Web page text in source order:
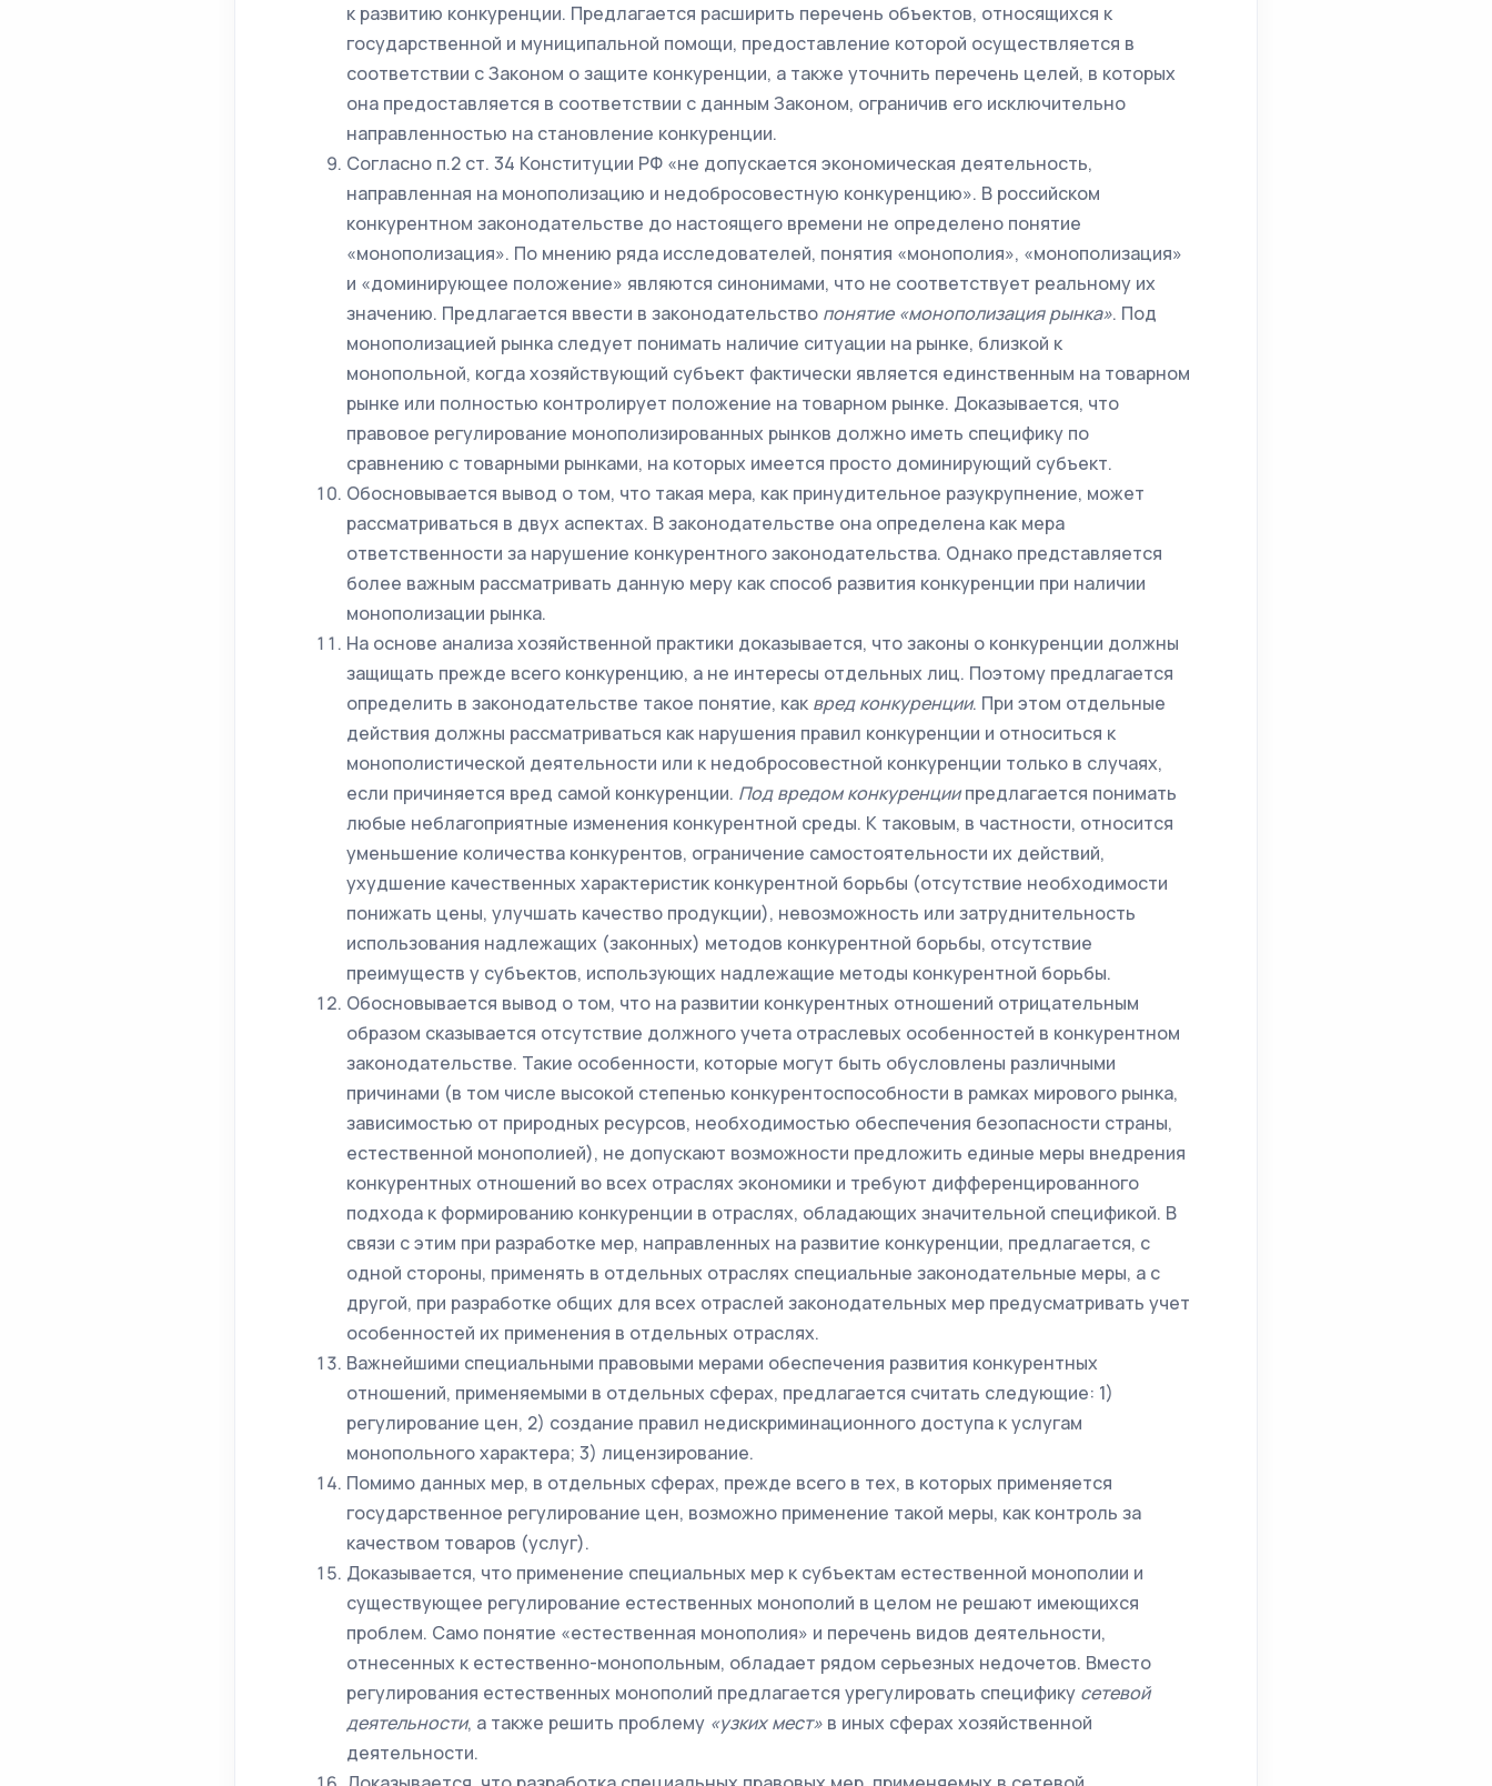
к развитию конкуренции. Предлагается расширить перечень объектов, относящихся к
государственной и муниципальной помощи, предоставление которой осуществляется в
соответствии с Законом о защите конкуренции, а также уточнить перечень целей, в которых
она предоставляется в соответствии с данным Законом, ограничив его исключительно
направленностью на становление конкуренции.
Согласно п.2 ст. 34 Конституции РФ «не допускается экономическая деятельность,
направленная на монополизацию и недобросовестную конкуренцию». В российском
конкурентном законодательстве до настоящего времени не определено понятие
«монополизация». По мнению ряда исследователей, понятия «монополия», «монополизация»
и «доминирующее положение» являются синонимами, что не соответствует реальному их
значению. Предлагается ввести в законодательство понятие «монополизация рынка». Под
монополизацией рынка следует понимать наличие ситуации на рынке, близкой к
монопольной, когда хозяйствующий субъект фактически является единственным на товарном
рынке или полностью контролирует положение на товарном рынке. Доказывается, что
правовое регулирование монополизированных рынков должно иметь специфику по
сравнению с товарными рынками, на которых имеется просто доминирующий субъект.
Обосновывается вывод о том, что такая мера, как принудительное разукрупнение, может
рассматриваться в двух аспектах. В законодательстве она определена как мера
ответственности за нарушение конкурентного законодательства. Однако представляется
более важным рассматривать данную меру как способ развития конкуренции при наличии
монополизации рынка.
На основе анализа хозяйственной практики доказывается, что законы о конкуренции должны
защищать прежде всего конкуренцию, а не интересы отдельных лиц. Поэтому предлагается
определить в законодательстве такое понятие, как вред конкуренции. При этом отдельные
действия должны рассматриваться как нарушения правил конкуренции и относиться к
монополистической деятельности или к недобросовестной конкуренции только в случаях,
если причиняется вред самой конкуренции. Под вредом конкуренциипредлагается понимать
любые неблагоприятные изменения конкурентной среды. К таковым, в частности, относится
уменьшение количества конкурентов, ограничение самостоятельности их действий,
ухудшение качественных характеристик конкурентной борьбы (отсутствие необходимости
понижать цены, улучшать качество продукции), невозможность или затруднительность
использования надлежащих (законных) методов конкурентной борьбы, отсутствие
преимуществ у субъектов, использующих надлежащие методы конкурентной борьбы.
Обосновывается вывод о том, что на развитии конкурентных отношений отрицательным
образом сказывается отсутствие должного учета отраслевых особенностей в конкурентном
законодательстве. Такие особенности, которые могут быть обусловлены различными
причинами (в том числе высокой степенью конкурентоспособности в рамках мирового рынка,
зависимостью от природных ресурсов, необходимостью обеспечения безопасности страны,
естественной монополией), не допускают возможности предложить единые меры внедрения
конкурентных отношений во всех отраслях экономики и требуют дифференцированного
подхода к формированию конкуренции в отраслях, обладающих значительной спецификой. В
связи с этим при разработке мер, направленных на развитие конкуренции, предлагается, с
одной стороны, применять в отдельных отраслях специальные законодательные меры, а с
другой, при разработке общих для всех отраслей законодательных мер предусматривать учет
особенностей их применения в отдельных отраслях.
Важнейшими специальными правовыми мерами обеспечения развития конкурентных
отношений, применяемыми в отдельных сферах, предлагается считать следующие: 1)
регулирование цен, 2) создание правил недискриминационного доступа к услугам
монопольного характера; 3) лицензирование.
Помимо данных мер, в отдельных сферах, прежде всего в тех, в которых применяется
государственное регулирование цен, возможно применение такой меры, как контроль за
качеством товаров (услуг).
Доказывается, что применение специальных мер к субъектам естественной монополии и
существующее регулирование естественных монополий в целом не решают имеющихся
проблем. Само понятие «естественная монополия» и перечень видов деятельности,
отнесенных к естественно-монопольным, обладает рядом серьезных недочетов. Вместо
регулирования естественных монополий предлагается урегулировать специфику сетевой
деятельности, а также решить проблему «узких мест» в иных сферах хозяйственной
деятельности.